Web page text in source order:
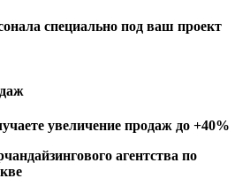
специально под ваш проект
увеличение продаж до +40%